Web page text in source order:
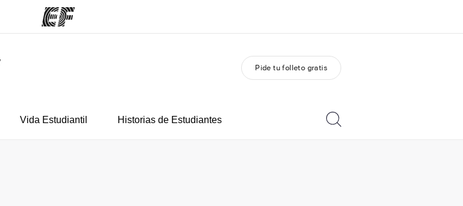
Trabajos
Pide tu folleto gratis
Vida Estudiantil Historias de Estudiantes